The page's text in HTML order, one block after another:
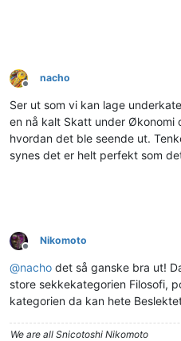
Frakoblet
nacho
Ser ut som vi kan lage
en nå kalt Skatt under Økonomi
hvordan det ble seende ut.
synes det er helt perfekt som
Frakoblet
Nikomoto
@nacho det så ganske bra ut!
store sekkekategorien Filosofi,
kategorien da kan hete
We are all Snicotoshi Nikomoto